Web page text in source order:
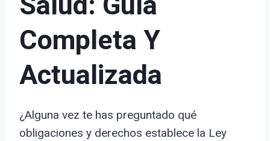
Completa Y
Actualizada
¿Alguna vez te has preguntado qué
obligaciones y derechos establece la Ley